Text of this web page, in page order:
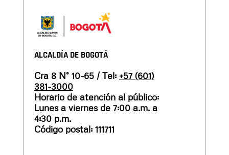
ALCALDÍA DE BOGOTÁ
Cra 8 N° 10-65 / Tel: +57 (601)
381-3000
Horario de atención al público:
Lunes a viernes de 7:00 a.m. a
4:30 p.m.
Código postal: 111711